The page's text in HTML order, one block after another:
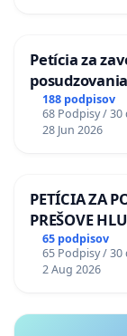
Petícia za
diabetom 1.
Policajného
188 podpisov
68 Podpisy / 30
28 Jun 2026
PETÍCIA ZA
PREŠOVE
LEN OD 9.00
TÝŽDEŇ
KONTROLA
65 podpisov
65 Podpisy / 30
2 Aug 2026